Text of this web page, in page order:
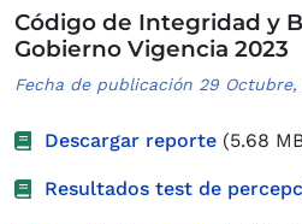
Código de Integridad y
Gobierno Vigencia 2023
Fecha de publicación 29 Octubre,
Descargar reporte (5.68
Resultados test de